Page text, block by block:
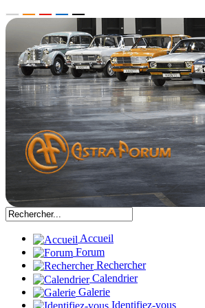
Accueil
Forum
Rechercher
Calendrier
Galerie
Identifiez-vous